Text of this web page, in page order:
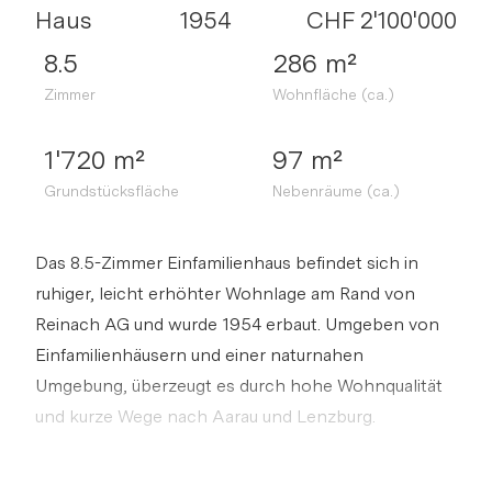
Haus 1954 CHF 2'100'000
8.5
Zimmer
286 m²
Wohnfläche (ca.)
1'720 m²
Grundstücksfläche
97 m²
Nebenräume (ca.)
Das 8.5-Zimmer Einfamilienhaus befindet sich in
ruhiger, leicht erhöhter Wohnlage am Rand von
Reinach AG und wurde 1954 erbaut. Umgeben von
Einfamilienhäusern und einer naturnahen
Umgebung, überzeugt es durch hohe Wohnqualität
und kurze Wege nach Aarau und Lenzburg.